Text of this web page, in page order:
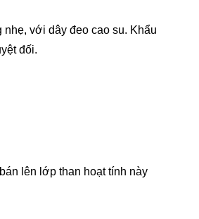
với dây đeo cao su. Khẩu
đối.
lên lớp than hoạt tính này